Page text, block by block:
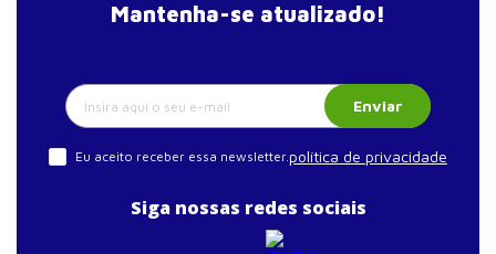
Mantenha-se atualizado!
Enviar
Eu aceito receber essa newsletter.política de privacidade
Siga nossas redes sociais